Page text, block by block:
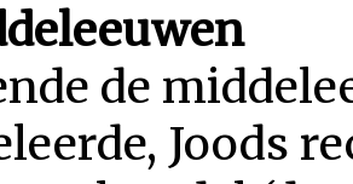
de
Joods